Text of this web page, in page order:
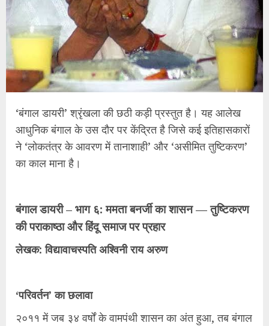
‘बंगाल डायरी’ श्रृंखला की छठी कड़ी प्रस्तुत है। यह आलेख
आधुनिक बंगाल के उस दौर पर केंद्रित है जिसे कई इतिहासकारों
ने ‘लोकतंत्र के आवरण में तानाशाही’ और ‘असीमित तुष्टिकरण’
का काल माना है।
बंगाल डायरी – भाग ६: ममता बनर्जी का शासन — तुष्टिकरण
की पराकाष्ठा और हिंदू समाज पर प्रहार
लेखक: विद्यावाचस्पति अश्विनी राय अरुण
‘परिवर्तन’ का छलावा
२०११ में जब ३४ वर्षों के वामपंथी शासन का अंत हुआ, तब बंगाल